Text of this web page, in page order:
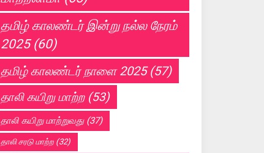
தமிழ் காலண்டர் இன்று நல்ல நேரம்
2025(60)
தமிழ் காலண்டர் நாளை 2025(57)
தாலி கயிறு மாற்ற(53)
தாலி கயிறு மாற்றுவது(37)
தாலி சரடு மாற்ற (32)